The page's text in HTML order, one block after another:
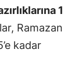
1
Ramazan
kadar